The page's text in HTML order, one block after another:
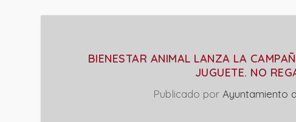
BIENESTAR ANIMAL LANZA LA
JUGUETE. NO
Publicado por Ayuntamiento